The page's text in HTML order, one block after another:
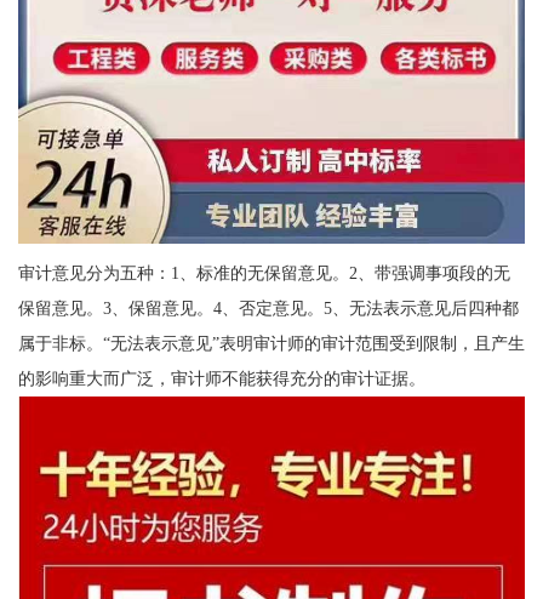
审计意见分为五种：1、标准的无保留意见。2、带强调事项段的无
保留意见。3、保留意见。4、否定意见。5、无法表示意见后四种都
属于非标。“无法表示意见”表明审计师的审计范围受到限制，且产生
的影响重大而广泛，审计师不能获得充分的审计证据。